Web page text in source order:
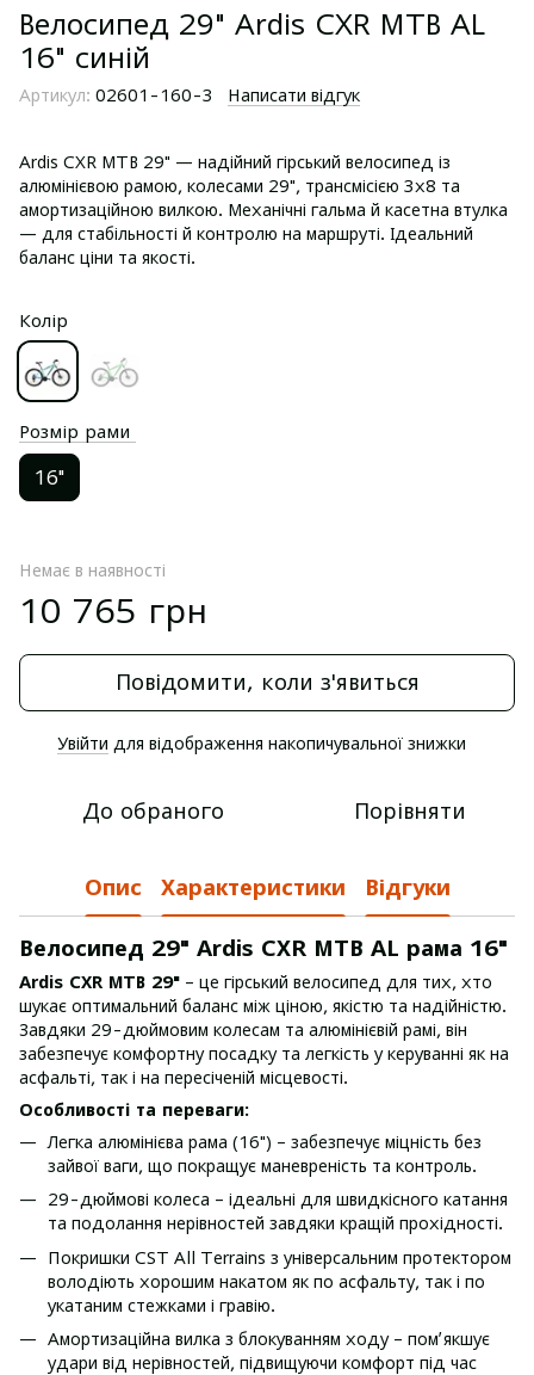
Велосипед 29" Ardis CXR MTB AL
16" синій
Артикул: 02601-160-3 Написати відгук
Ardis CXR MTB 29" — надійний гірський велосипед із
алюмінієвою рамою, колесами 29", трансмісією 3x8 та
амортизаційною вилкою. Механічні гальма й касетна втулка
— для стабільності й контролю на маршруті. Ідеальний
баланс ціни та якості.
Колір
Розмір рами
16"
Немає в наявності
10 765 грн
Повідомити, коли з'явиться
Увійти для відображення накопичувальної знижки
До обраного Порівняти
Опис Характеристики Відгуки
Велосипед 29" Ardis CXR MTB AL рама 16"
Ardis CXR MTB 29" – це гірський велосипед для тих, хто
шукає оптимальний баланс між ціною, якістю та надійністю.
Завдяки 29-дюймовим колесам та алюмінієвій рамі, він
забезпечує комфортну посадку та легкість у керуванні як на
асфальті, так і на пересіченій місцевості.
Особливості та переваги:
Легка алюмінієва рама (16") – забезпечує міцність без
зайвої ваги, що покращує маневреність та контроль.
29-дюймові колеса – ідеальні для швидкісного катання
та подолання нерівностей завдяки кращій прохідності.
Покришки CST All Terrains з універсальним протектором
володіють хорошим накатом як по асфальту, так і по
укатаним стежками і гравію.
Амортизаційна вилка з блокуванням ходу – пом’якшує
удари від нерівностей, підвищуючи комфорт під час